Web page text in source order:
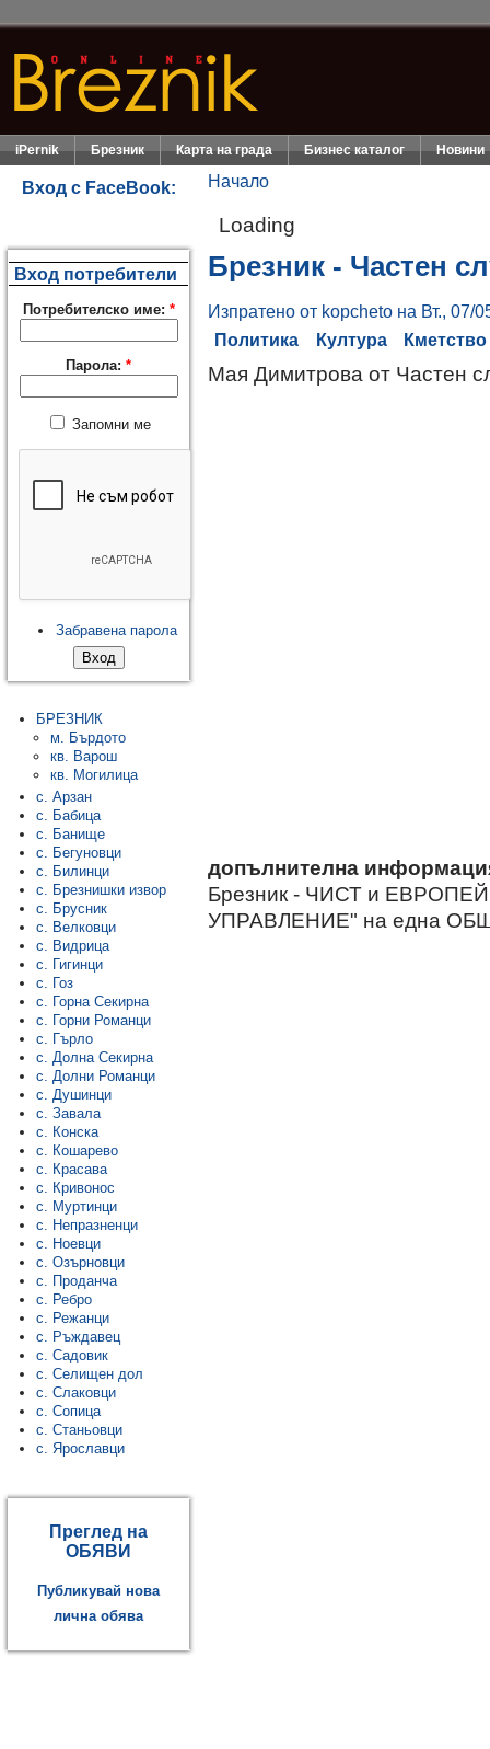
iPernik Брезник Карта на града Бизнес каталог Новини
Вход с FaceBook:
Вход потребители
Потребителско име: *
Парола: *
Запомни ме
Забравена парола
БРЕЗНИК
м. Бърдото
кв. Варош
кв. Могилица
с. Арзан
с. Бабица
с. Банище
с. Бегуновци
с. Билинци
с. Брезнишки извор
с. Брусник
с. Велковци
с. Видрица
с. Гигинци
с. Гоз
с. Горна Секирна
с. Горни Романци
с. Гърло
с. Долна Секирна
с. Долни Романци
с. Душинци
с. Завала
с. Конска
с. Кошарево
с. Красава
с. Кривонос
с. Муртинци
с. Непразненци
с. Ноевци
с. Озърновци
с. Проданча
с. Ребро
с. Режанци
с. Ръждавец
с. Садовик
с. Селищен дол
с. Слаковци
с. Сопица
с. Станьовци
с. Ярославци
Преглед на
ОБЯВИ
Публикувай нова
лична обява
Начало
Loading
Брезник - Частен
Изпратено от kopcheto на Вт., 07/
Политика
Култура Кметство
Мая Димитрова от Частен
допълнителна
Брезник - ЧИСТ и
УПРАВЛЕНИЕ" на една